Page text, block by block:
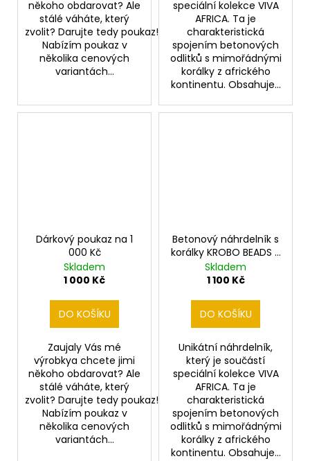
někoho obdarovat? Ale
stálé váháte, který
zvolit? Darujte tedy poukaz!
Nabízím poukaz v
několika cenových
variantách...
speciální kolekce VIVA
AFRICA. Ta je
charakteristická
spojením betonových
odlitků s mimořádnými
korálky z afrického
kontinentu. Obsahuje...
Dárkový poukaz na 1
000 Kč
Skladem
1 000 Kč
DO KOŠÍKU
Zaujaly Vás mé
výrobkya chcete jimi
někoho obdarovat? Ale
stálé váháte, který
zvolit? Darujte tedy poukaz!
Nabízím poukaz v
několika cenových
variantách...
Betonový náhrdelník s
korálky KROBO BEADS a
korálky z
bambusového knotu
Skladem
1 100 Kč
DO KOŠÍKU
Unikátní náhrdelník,
který je součástí
speciální kolekce VIVA
AFRICA. Ta je
charakteristická
spojením betonových
odlitků s mimořádnými
korálky z afrického
kontinentu. Obsahuje...